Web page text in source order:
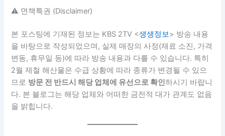
⚠️ 면책특권 (Disclaimer)
본 포스팅에 기재된 정보는 KBS 2TV <생생정보> 방송 내용
을 바탕으로 작성되었으며, 실제 매장의 사정(재료 소진, 가격
변동, 휴무일 등)에 따라 방송 내용과 다를 수 있습니다. 특히
2월 제철 해산물은 수급 상황에 따라 종류가 변경될 수 있으
므로 방문 전 반드시 해당 업체에 유선으로 확인하시기 바랍니
다. 본 블로그는 해당 업체와 어떠한 금전적 대가 관계도 없음
을 밝힙니다.